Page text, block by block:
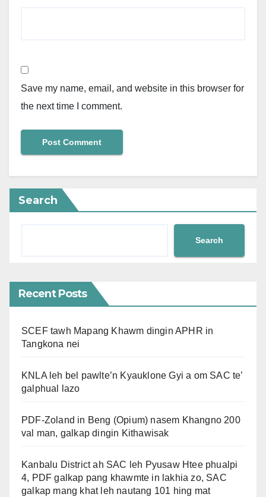
Save my name, email, and website in this browser for
the next time I comment.
Search
Search
Recent Posts
SCEF tawh Mapang Khawm dingin APHR in
Tangkona nei
KNLA leh bel pawlte’n Kyauklone Gyi a om SAC te’
galphual lazo
PDF-Zoland in Beng (Opium) nasem Khangno 200
val man, galkap dingin Kithawisak
Kanbalu District ah SAC leh Pyusaw Htee phualpi
4, PDF galkap pang khawmte in lakhia zo, SAC
galkap mang khat leh nautang 101 hing mat